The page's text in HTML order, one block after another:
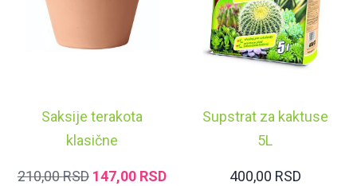
Saksije terakota
klasične
210,00RSD ORIGINALNA
147,00 RSDTRENUTNA
Supstrat za kaktuse
5L
400,00 RSD